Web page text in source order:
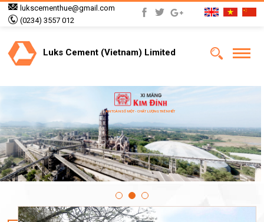
lukscementhue@gmail.com
(0234) 3557 012
Luks Cement (Vietnam) Limited
AN TOÀN SỐ MỘT - CHẤT LƯỢNG TRÊN HẾT